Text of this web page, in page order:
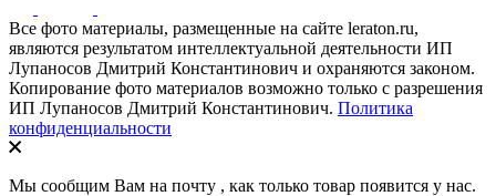
Все фото материалы, размещенные на сайте leraton.ru,
являются результатом интеллектуальной деятельности ИП
Лупаносов Дмитрий Константинович и охраняются законом.
Копирование фото материалов возможно только с разрешения
ИП Лупаносов Дмитрий Константинович. Политика
конфиденциальности
Мы сообщим Вам на почту , как только товар появится у нас.